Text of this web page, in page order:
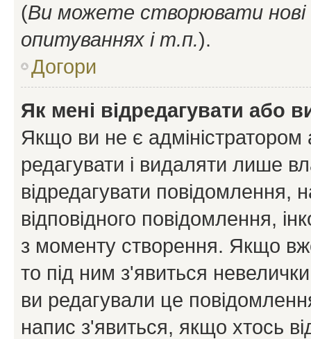
(Ви можете створювати
опитуваннях і т.п.).
Догори
Як мені відредагувати або
Якщо ви не є
редагувати і видаляти лише
відредагувати повідомлення,
відповідного повідомлення,
з моменту створення. Якщо
то під ним з'явиться
ви редагували це
напис з'явиться, якщо хтось